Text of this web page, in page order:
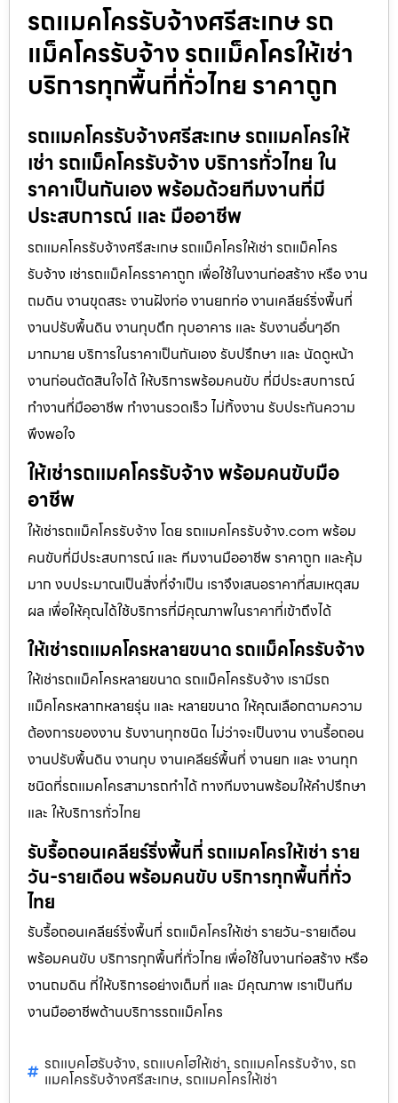
รถแมคโครรับจ้างศรีสะเกษ รถ
แม็คโครรับจ้าง รถแม็คโครให้เช่า
บริการทุกพื้นที่ทั่วไทย ราคาถูก
รถแมคโครรับจ้างศรีสะเกษ รถแมคโครให้
เช่า รถแม็คโครรับจ้าง บริการทั่วไทย ใน
ราคาเป็นกันเอง พร้อมด้วยทีมงานที่มี
ประสบการณ์ และ มืออาชีพ
รถแมคโครรับจ้างศรีสะเกษ รถแม็คโครให้เช่า รถแม็คโคร
รับจ้าง เช่ารถแม็คโครราคาถูก เพื่อใช้ในงานก่อสร้าง หรือ งาน
ถมดิน งานขุดสระ งานฝังท่อ งานยกท่อ งานเคลียร์ริ่งพื้นที่
งานปรับพื้นดิน งานทุบตึก ทุบอาคาร และ รับงานอื่นๆอีก
มากมาย บริการในราคาเป็นกันเอง รับปรึกษา และ นัดดูหน้า
งานก่อนตัดสินใจได้ ให้บริการพร้อมคนขับ ที่มีประสบการณ์
ทำงานที่มืออาชีพ ทำงานรวดเร็ว ไม่ทิ้งงาน รับประกันความ
พึงพอใจ
ให้เช่ารถแมคโครรับจ้าง พร้อมคนขับมือ
อาชีพ
ให้เช่ารถแม็คโครรับจ้าง โดย รถแมคโครรับจ้าง.com พร้อม
คนขับที่มีประสบการณ์ และ ทีมงานมืออาชีพ ราคาถูก และคุ้ม
มาก งบประมาณเป็นสิ่งที่จำเป็น เราจึงเสนอราคาที่สมเหตุสม
ผล เพื่อให้คุณได้ใช้บริการที่มีคุณภาพในราคาที่เข้าถึงได้
ให้เช่ารถแมคโครหลายขนาด รถแม็คโครรับจ้าง
ให้เช่ารถแม็คโครหลายขนาด รถแม็คโครรับจ้าง เรามีรถ
แม็คโครหลากหลายรุ่น และ หลายขนาด ให้คุณเลือกตามความ
ต้องการของงาน รับงานทุกชนิด ไม่ว่าจะเป็นงาน งานรื้อถอน
งานปรับพื้นดิน งานทุบ งานเคลียร์พื้นที่ งานยก และ งานทุก
ชนิดที่รถแมคโครสามารถทำได้ ทางทีมงานพร้อมให้คำปรึกษา
และ ให้บริการทั่วไทย
รับรื้อถอนเคลียร์ริ่งพื้นที่ รถแมคโครให้เช่า ราย
วัน-รายเดือน พร้อมคนขับ บริการทุกพื้นที่ทั่ว
ไทย
รับรื้อถอนเคลียร์ริ่งพื้นที่ รถแม็คโครให้เช่า รายวัน-รายเดือน
พร้อมคนขับ บริการทุกพื้นที่ทั่วไทย เพื่อใช้ในงานก่อสร้าง หรือ
งานถมดิน ที่ให้บริการอย่างเต็มที่ และ มีคุณภาพ เราเป็นทีม
งานมืออาชีพด้านบริการรถแม็คโคร
รถแบคโฮรับจ้าง, รถแบคโฮให้เช่า, รถแมคโครรับจ้าง, รถ
แมคโครรับจ้างศรีสะเกษ, รถแมคโครให้เช่า